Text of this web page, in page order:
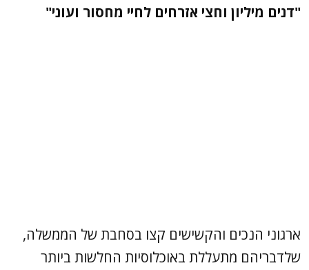
"דנים מיליון וחצי אזרחים לחיי מחסור ועוני"
ארגוני הנכים והקשישים קצו בסחבת של הממשלה,
שלדבריהם מתעללת באוכלוסיות החלשות ביותר